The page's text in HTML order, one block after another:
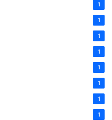
1
1
1
1
1
1
1
1